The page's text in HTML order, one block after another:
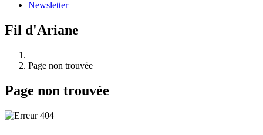
Newsletter
Fil d'Ariane
Page non trouvée
Page non trouvée